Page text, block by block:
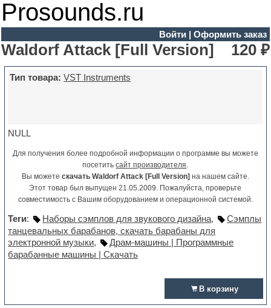
Prosounds.ru
Войти| Оформить заказ
Waldorf Attack [Full Version] 120 ₽
Тип товара: VST Instruments
NULL
Для получения более подробной информации о программе вы можете
посетитьсайт производителя.
Вы можете скачать Waldorf Attack [Full Version] на нашем сайте.
Этот товар был выпущен 21.05.2009. Пожалуйста, проверьте
совместимость с Вашим оборудованием и операционной системой.
Теги: Наборы сэмплов для звукового дизайна,
Сэмплы
танцевальных барабанов, скачать барабаны для
электронной музыки,
Драм-машины | Программные
барабанные машины | Скачать
В корзину